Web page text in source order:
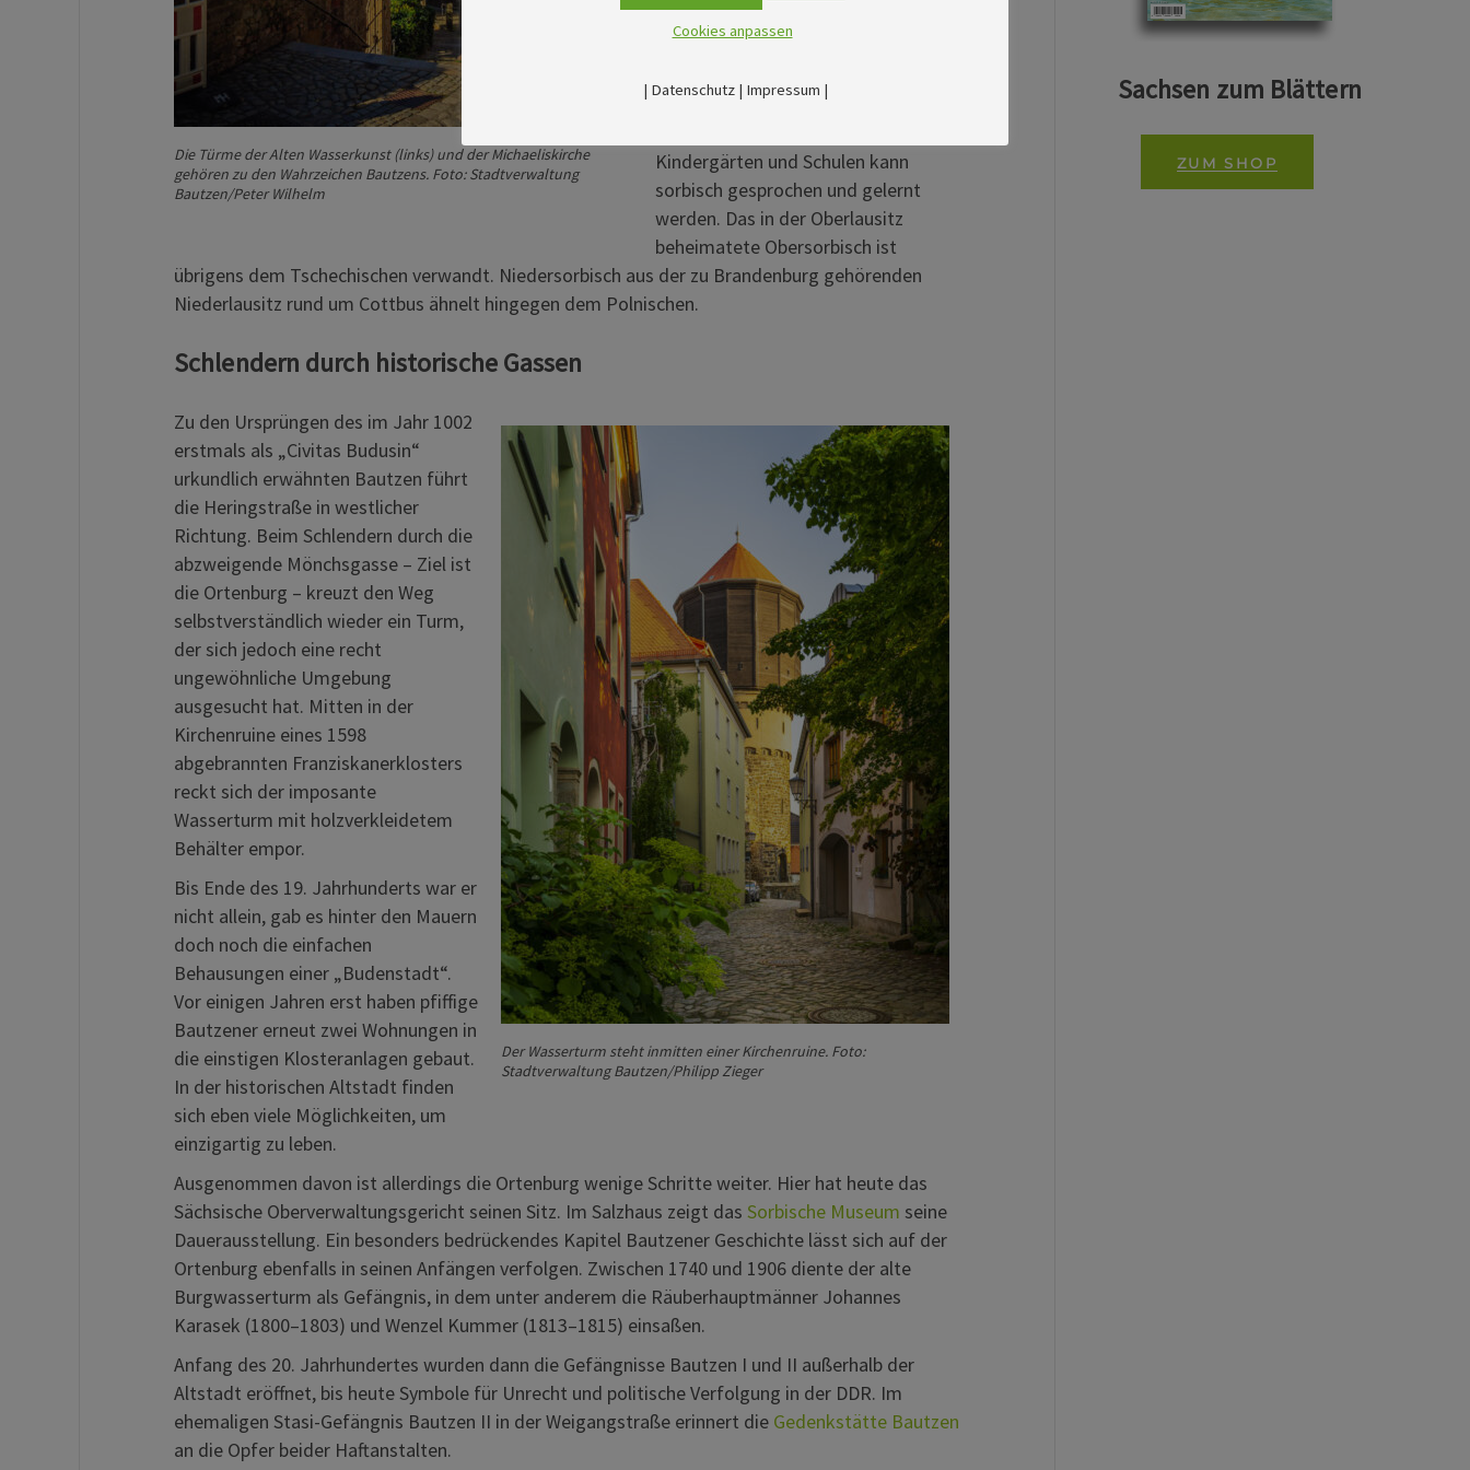
Die Türme der Alten Wasserkunst (links) und der Michaeliskirche
gehören zu den Wahrzeichen Bautzens. Foto: Stadtverwaltung
Bautzen/Peter Wilhelm
Zentrum dieses kleinsten slawischen
Volkes, das sich schon im 7.
ansiedelte. Straßen und Plätze sind
Kindergärten und Schulen kann
sorbisch gesprochen und gelernt
werden. Das in der Oberlausitz
beheimatete Obersorbisch ist
übrigens dem Tschechischen verwandt. Niedersorbisch aus der zu Brandenburg gehörenden
Niederlausitz rund um Cottbus ähnelt hingegen dem Polnischen.
Schlendern durch historische Gassen
Der Wasserturm steht inmitten einer Kirchenruine. Foto:
Stadtverwaltung Bautzen/Philipp Zieger
Zu den Ursprüngen des im Jahr 1002
erstmals als „Civitas Budusin“
urkundlich erwähnten Bautzen führt
die Heringstraße in westlicher
Richtung. Beim Schlendern durch die
abzweigende Mönchsgasse – Ziel ist
die Ortenburg – kreuzt den Weg
selbstverständlich wieder ein Turm,
der sich jedoch eine recht
ungewöhnliche Umgebung
ausgesucht hat. Mitten in der
Kirchenruine eines 1598
abgebrannten Franziskanerklosters
reckt sich der imposante
Wasserturm mit holzverkleidetem
Behälter empor.
Bis Ende des 19. Jahrhunderts war er
nicht allein, gab es hinter den Mauern
doch noch die einfachen
Behausungen einer „Budenstadt“.
Vor einigen Jahren erst haben pfiffige
Bautzener erneut zwei Wohnungen in
die einstigen Klosteranlagen gebaut.
In der historischen Altstadt finden
sich eben viele Möglichkeiten, um
einzigartig zu leben.
Ausgenommen davon ist allerdings die Ortenburg wenige Schritte weiter. Hier hat heute das
Sächsische Oberverwaltungsgericht seinen Sitz. Im Salzhaus zeigt das Sorbische Museum seine
Dauerausstellung. Ein besonders bedrückendes Kapitel Bautzener Geschichte lässt sich auf der
Ortenburg ebenfalls in seinen Anfängen verfolgen. Zwischen 1740 und 1906 diente der alte
Burgwasserturm als Gefängnis, in dem unter anderem die Räuberhauptmänner Johannes
Karasek (1800–1803) und Wenzel Kummer (1813–1815) einsaßen.
Anfang des 20. Jahrhundertes wurden dann die Gefängnisse Bautzen I und II außerhalb der
Altstadt eröffnet, bis heute Symbole für Unrecht und politische Verfolgung in der DDR. Im
ehemaligen Stasi-Gefängnis Bautzen II in der Weigangstraße erinnert die Gedenkstätte Bautzen
an die Opfer beider Haftanstalten.
Sachsen zum Blättern
ZUM SHOP
Cookies anpassen
| Datenschutz| Impressum |